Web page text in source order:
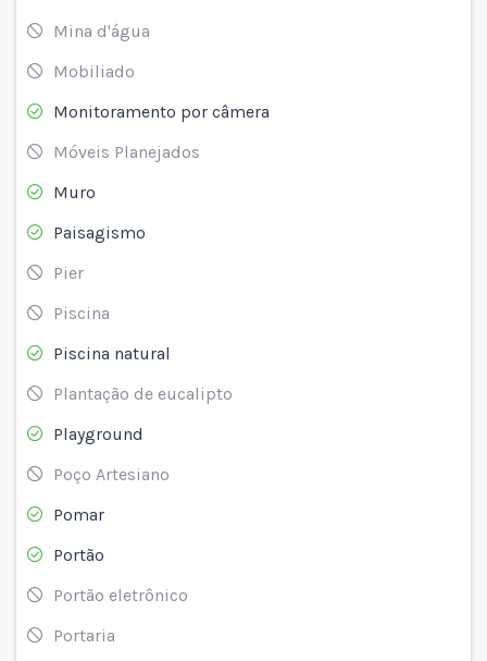
Mina d'água
Mobiliado
Monitoramento por câmera
Móveis Planejados
Muro
Paisagismo
Pier
Piscina
Piscina natural
Plantação de eucalipto
Playground
Poço Artesiano
Pomar
Portão
Portão eletrônico
Portaria